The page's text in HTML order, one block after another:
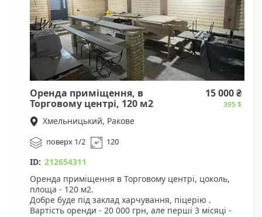
Оренда приміщення, в
Торговому центрі, 120 м2
15 000 ₴
395 $
Хмельницький, Ракове
поверх 1/2 120
ID: 212654311
Оренда приміщення в Торговому центрі, цоколь,
площа - 120 м2.
Добре буде під заклад харчування, піцерію .
Вартість оренди - 20 000 грн, але перші 3 місяці -